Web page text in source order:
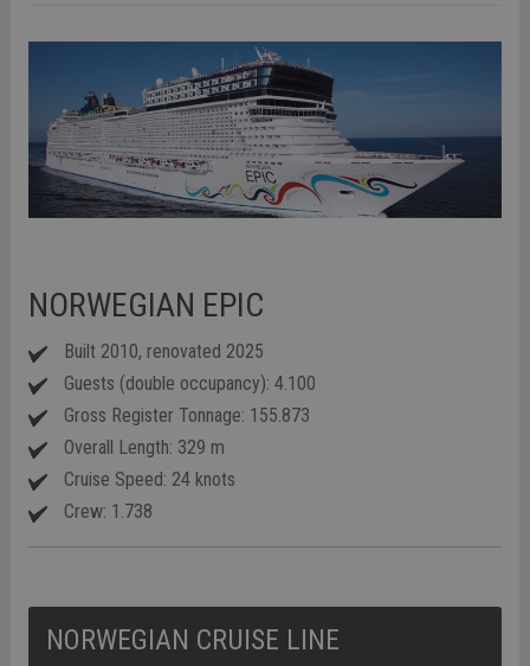
NORWEGIAN EPIC
Built 2010, renovated 2025
Guests (double occupancy): 4.100
Gross Register Tonnage: 155.873
Overall Length: 329 m
Cruise Speed: 24 knots
Crew: 1.738
NORWEGIAN CRUISE LINE